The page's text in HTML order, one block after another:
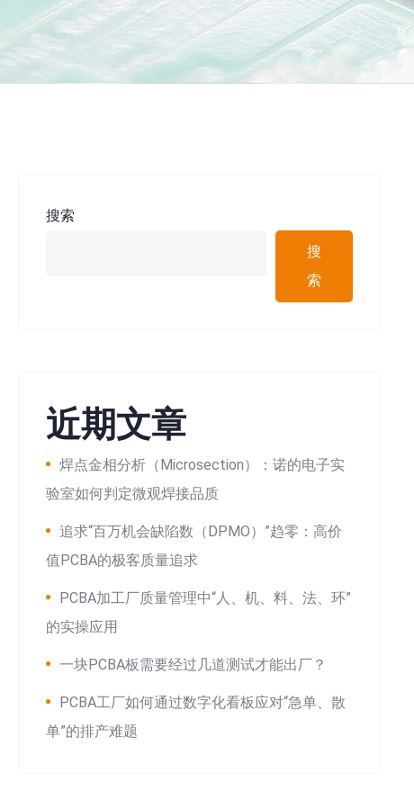
搜索
搜
索
近期文章
焊点金相分析（Microsection）：诺的电子实
验室如何判定微观焊接品质
追求“百万机会缺陷数（DPMO）”趋零：高价
值PCBA的极客质量追求
PCBA加工厂质量管理中“人、机、料、法、环”
的实操应用
一块PCBA板需要经过几道测试才能出厂？
PCBA工厂如何通过数字化看板应对“急单、散
单”的排产难题